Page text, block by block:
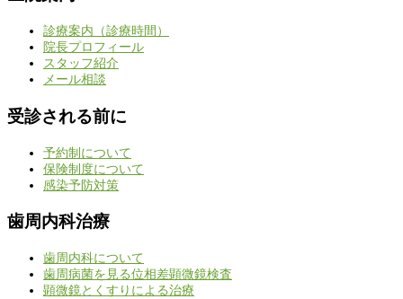
診療案内（診療時間）
院長プロフィール
スタッフ紹介
メール相談
受診される前に
予約制について
保険制度について
感染予防対策
歯周内科治療
歯周内科について
歯周病菌を見る位相差顕微鏡検査
顕微鏡とくすりによる治療